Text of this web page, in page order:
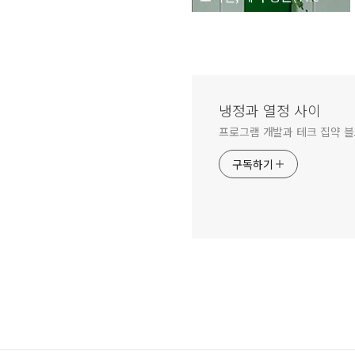
냉정과 열정 사이
프로그램 개발과 테크 집약
구독하기